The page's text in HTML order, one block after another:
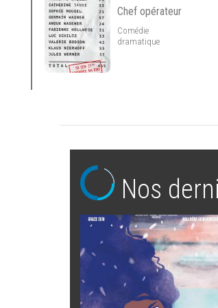
Chef opérateur
Comédie
dramatique
Nos